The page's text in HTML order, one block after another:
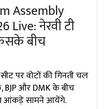
Assembly
Live: नेरवी टी
बीच
पर वोटों की गिनती चल
BJP और DMK के बीच
आंकड़े सामने आयेंगे.